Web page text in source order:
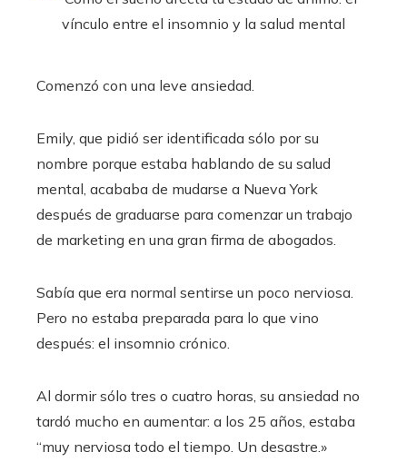
Comenzó con una leve ansiedad.
Emily, que pidió ser identificada sólo por su
nombre porque estaba hablando de su salud
mental, acababa de mudarse a Nueva York
después de graduarse para comenzar un trabajo
de marketing en una gran firma de abogados.
Sabía que era normal sentirse un poco nerviosa.
Pero no estaba preparada para lo que vino
después: el insomnio crónico.
Al dormir sólo tres o cuatro horas, su ansiedad no
tardó mucho en aumentar: a los 25 años, estaba
“muy nerviosa todo el tiempo. Un desastre.»